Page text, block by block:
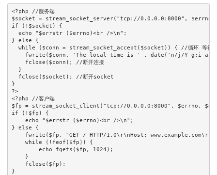
<?php //服务端
$socket = stream_socket_server("tcp://0.0.0.0:8000",
if (!$socket) {
  echo "$errstr ($errno)<br />\n";
} else {
while ($conn = stream_socket_accept($socket)) { //循环 等待
fwrite($conn, 'The local time is ' . date('n/j/Y g:i a')
    fclose($conn); //断开连接
  }
  fclose($socket); //断开socket
}
?>
<?php //客户端
$fp = stream_socket_client("tcp://0.0.0.0:8000", $errno,
if (!$fp) {
    echo "$errstr ($errno)<br />\n";
} else {
fwrite($fp, "GET / HTTP/1.0\r\nHost:
    while (!feof($fp)) {
        echo fgets($fp, 1024);
    }
    fclose($fp);
}